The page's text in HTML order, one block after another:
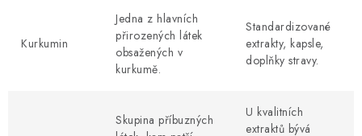
Kurkumin
Jedna z hlavních
přirozených látek
obsažených v
kurkumě.
Standardizované
extrakty, kapsle,
doplňky stravy.
Skupina příbuzných
U kvalitních
extraktů bývá